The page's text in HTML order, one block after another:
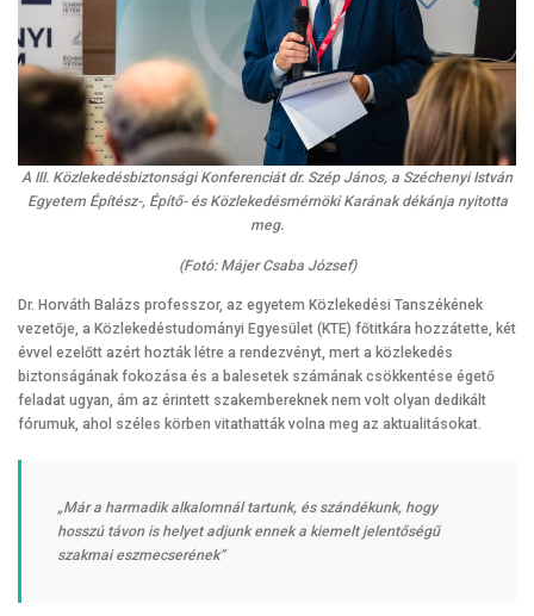
A III. Közlekedésbiztonsági Konferenciát dr. Szép János, a Széchenyi István
Egyetem Építész-, Építő- és Közlekedésmérnöki Karának dékánja nyitotta
meg.
(Fotó: Májer Csaba József)
Dr. Horváth Balázs professzor, az egyetem Közlekedési Tanszékének
vezetője, a Közlekedéstudományi Egyesület (KTE) főtitkára hozzátette, két
évvel ezelőtt azért hozták létre a rendezvényt, mert a közlekedés
biztonságának fokozása és a balesetek számának csökkentése égető
feladat ugyan, ám az érintett szakembereknek nem volt olyan dedikált
fórumuk, ahol széles körben vitathatták volna meg az aktualitásokat.
„Már a harmadik alkalomnál tartunk, és szándékunk, hogy
hosszú távon is helyet adjunk ennek a kiemelt jelentőségű
szakmai eszmecserének”